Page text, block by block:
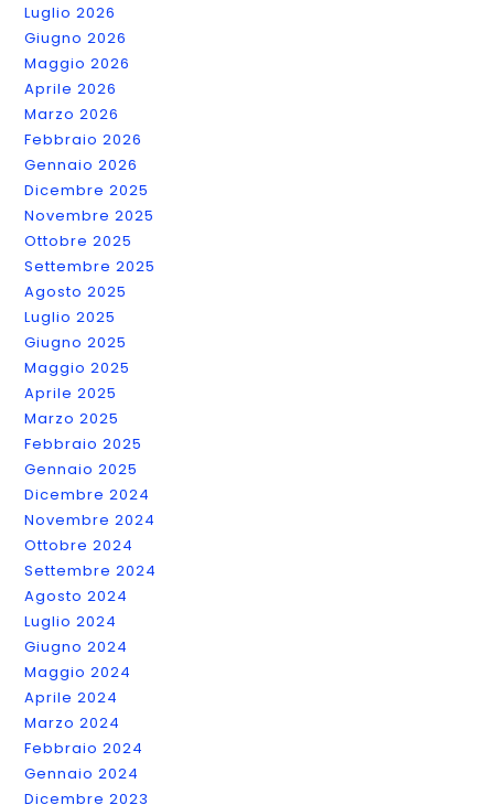
Luglio 2026
Giugno 2026
Maggio 2026
Aprile 2026
Marzo 2026
Febbraio 2026
Gennaio 2026
Dicembre 2025
Novembre 2025
Ottobre 2025
Settembre 2025
Agosto 2025
Luglio 2025
Giugno 2025
Maggio 2025
Aprile 2025
Marzo 2025
Febbraio 2025
Gennaio 2025
Dicembre 2024
Novembre 2024
Ottobre 2024
Settembre 2024
Agosto 2024
Luglio 2024
Giugno 2024
Maggio 2024
Aprile 2024
Marzo 2024
Febbraio 2024
Gennaio 2024
Dicembre 2023